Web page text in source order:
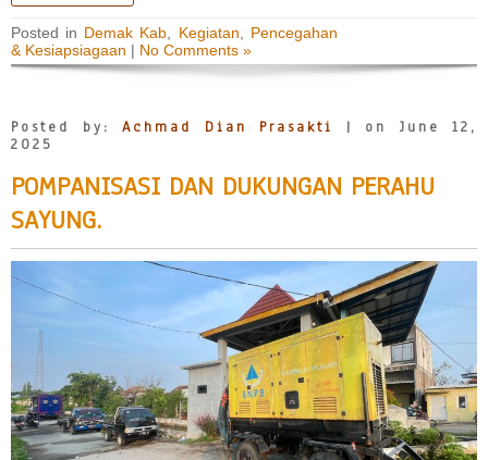
Posted in Demak Kab Kegiatan
Pencegahan
& Kesiapsiagaan | No Comments »
Posted by: Achmad Dian Prasakti
| on June 12,
2025
POMPANISASI DAN DUKUNGAN PERAHU
SAYUNG.